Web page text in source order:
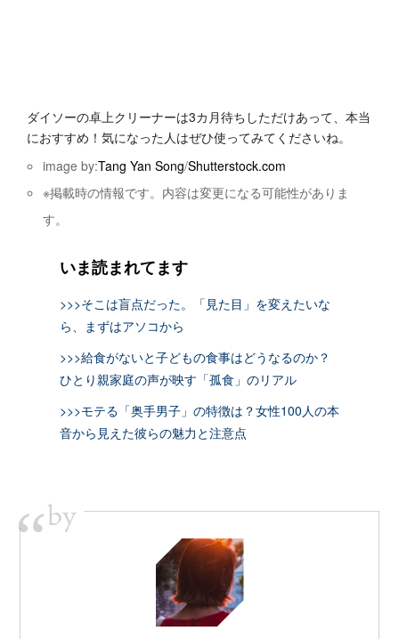
ダイソーの卓上クリーナーは3カ月待ちしただけあって、本当
におすすめ！気になった人はぜひ使ってみてくださいね。
image by:Tang Yan Song/Shutterstock.com
※掲載時の情報です。内容は変更になる可能性がありま
す。
いま読まれてます
>>>そこは盲点だった。「見た目」を変えたいな
ら、まずはアソコから
>>>給食がないと子どもの食事はどうなるのか？
ひとり親家庭の声が映す「孤食」のリアル
>>>モテる「奥手男子」の特徴は？女性100人の本
音から見えた彼らの魅力と注意点
“by